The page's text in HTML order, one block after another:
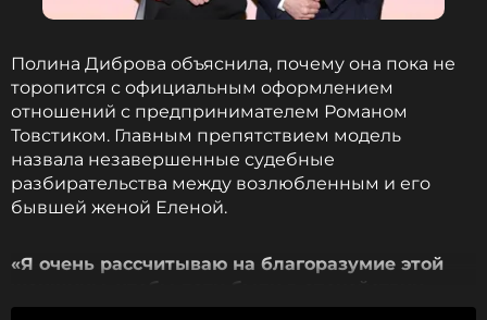
Полина Диброва объяснила, почему она пока не
торопится с официальным оформлением
отношений с предпринимателем Романом
Товстиком. Главным препятствием модель
назвала незавершенные судебные
разбирательства между возлюбленным и его
бывшей женой Еленой.
«Я очень рассчитываю на благоразумие этой
женщины, чтобы дети были в спокойствии,
жили, как и мои дети. Как только все